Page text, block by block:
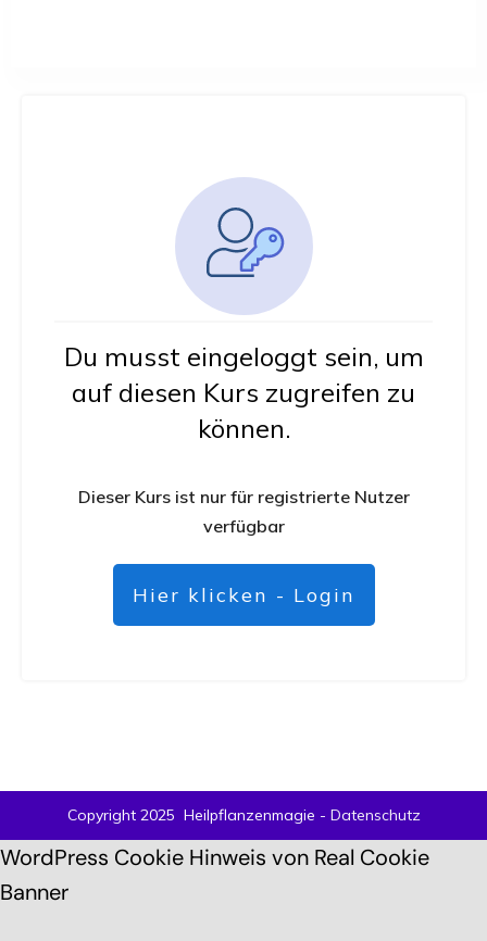
Du musst eingeloggt sein, um
auf diesen Kurs zugreifen zu
können.
Dieser Kurs ist nur für registrierte Nutzer
verfügbar
Hier klicken - Login
Copyright 2025 Heilpflanzenmagie - Datenschutz
WordPress Cookie Hinweis von Real Cookie
Banner